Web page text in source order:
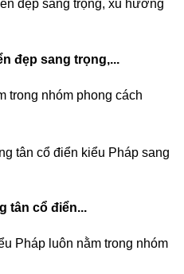
đẹp sang trọng,...
trong nhóm phong cách
tân cổ điển...
Pháp luôn nằm trong nhóm